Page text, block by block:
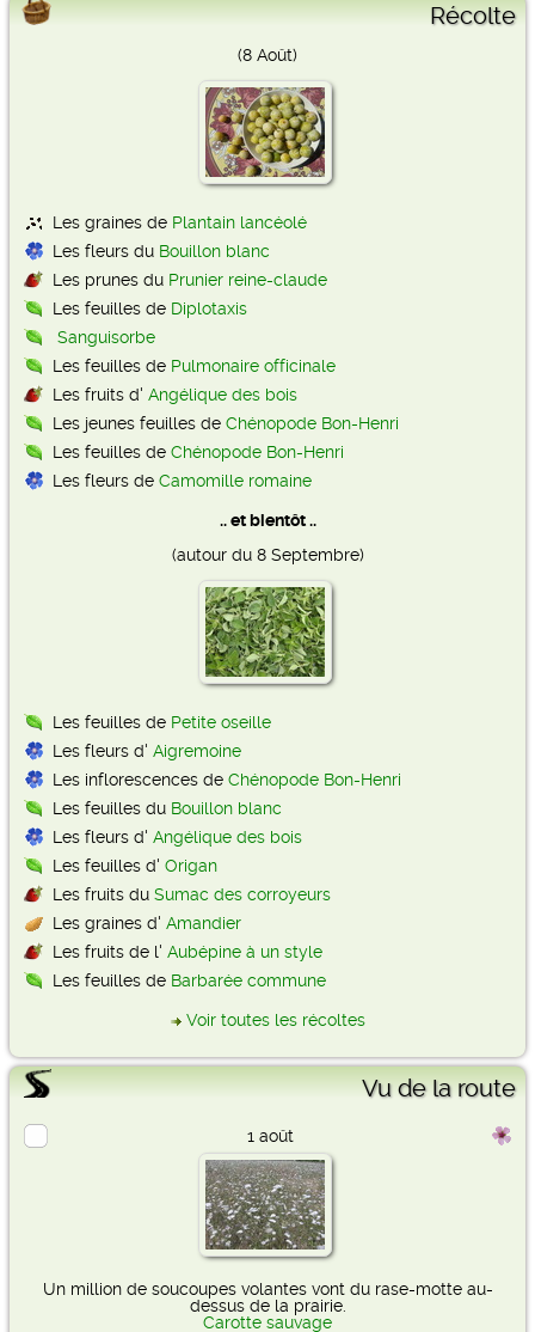
Récolte
(8 Août)
Les graines de Plantain lancéolé
Les fleurs du Bouillon blanc
Les prunes du Prunier reine-claude
Les feuilles de Diplotaxis
Sanguisorbe
Les feuilles de Pulmonaire officinale
Les fruits d' Angélique des bois
Les jeunes feuilles de Chénopode Bon-Henri
Les feuilles de Chénopode Bon-Henri
Les fleurs de Camomille romaine
.. et bientôt ..
(autour du 8 Septembre)
Les feuilles de Petite oseille
Les fleurs d' Aigremoine
Les inflorescences de Chénopode Bon-Henri
Les feuilles du Bouillon blanc
Les fleurs d' Angélique des bois
Les feuilles d' Origan
Les fruits du Sumac des corroyeurs
Les graines d' Amandier
Les fruits de l' Aubépine à un style
Les feuilles de Barbarée commune
Voir toutes les récoltes
Vu de la route
1 août
Un million de soucoupes volantes vont du rase-motte au-
dessus de la prairie.
Carotte sauvage